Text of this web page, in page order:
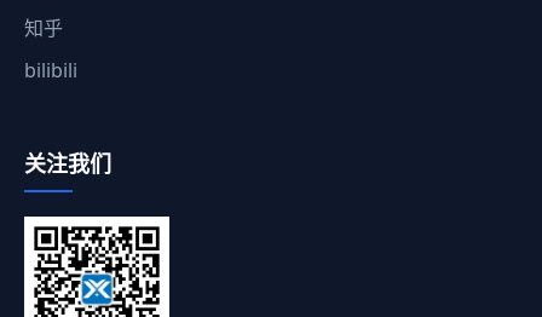
知乎
bilibili
关注我们